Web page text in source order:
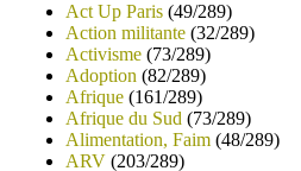
Act Up Paris (49/289)
Action militante (32/289)
Activisme (73/289)
Adoption (82/289)
Afrique (161/289)
Afrique du Sud (73/289)
Alimentation, Faim (48/289)
ARV (203/289)